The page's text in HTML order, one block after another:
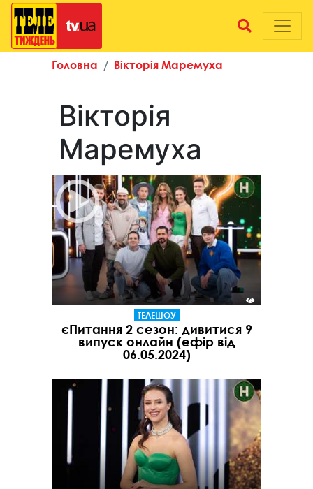
Головна Вікторія Маремуха
Вікторія
Маремуха
ТЕЛЕШОУ
єПитання 2 сезон: дивитися 9
випуск онлайн (ефір від
06.05.2024)